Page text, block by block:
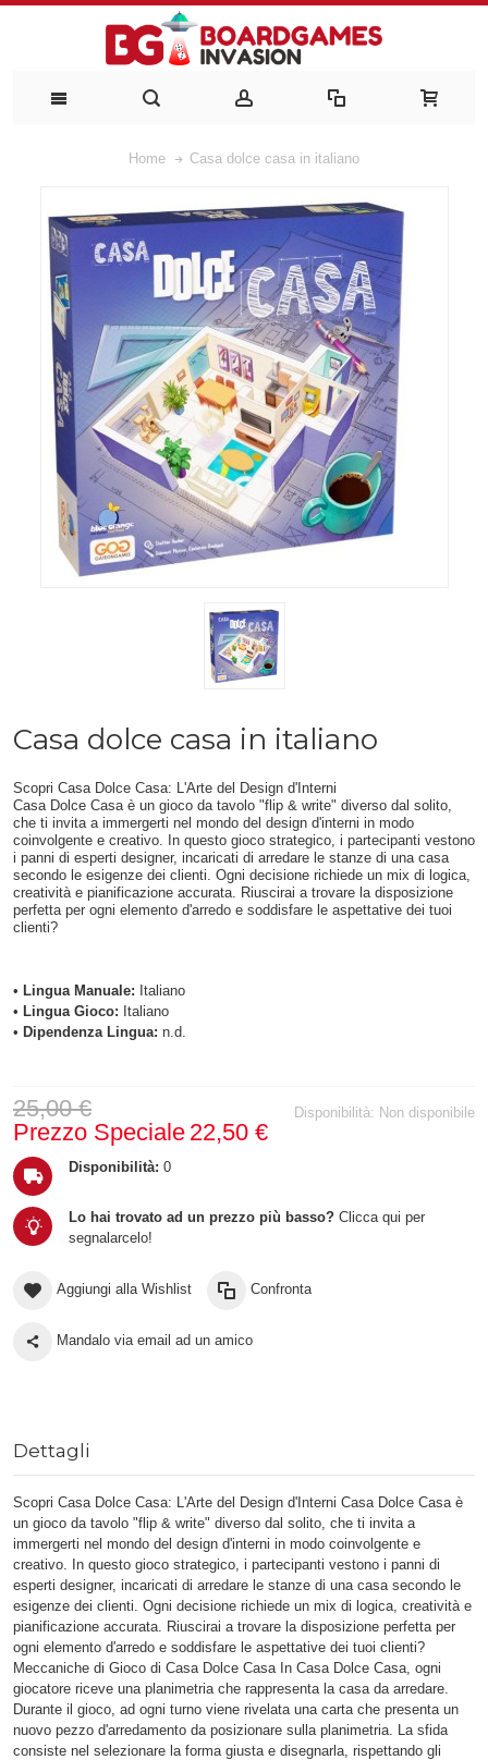
Home Casa dolce casa in italiano
Casa dolce casa in italiano
Scopri Casa Dolce Casa: L'Arte del Design d'Interni
Casa Dolce Casa è un gioco da tavolo "flip & write" diverso dal solito,
che ti invita a immergerti nel mondo del design d'interni in modo
coinvolgente e creativo. In questo gioco strategico, i partecipanti vestono
i panni di esperti designer, incaricati di arredare le stanze di una casa
secondo le esigenze dei clienti. Ogni decisione richiede un mix di logica,
creatività e pianificazione accurata. Riuscirai a trovare la disposizione
perfetta per ogni elemento d'arredo e soddisfare le aspettative dei tuoi
clienti?
• Lingua Manuale: Italiano
• Lingua Gioco: Italiano
• Dipendenza Lingua: n.d.
Disponibilità: Non disponibile
25,00 €
Prezzo Speciale 22,50 €
Disponibilità: 0
Lo hai trovato ad un prezzo più basso? Clicca qui per
segnalarcelo!
Aggiungi alla Wishlist Confronta
Mandalo via email ad un amico
Dettagli
Scopri Casa Dolce Casa: L'Arte del Design d'Interni Casa Dolce Casa è
un gioco da tavolo "flip & write" diverso dal solito, che ti invita a
immergerti nel mondo del design d'interni in modo coinvolgente e
creativo. In questo gioco strategico, i partecipanti vestono i panni di
esperti designer, incaricati di arredare le stanze di una casa secondo le
esigenze dei clienti. Ogni decisione richiede un mix di logica, creatività e
pianificazione accurata. Riuscirai a trovare la disposizione perfetta per
ogni elemento d'arredo e soddisfare le aspettative dei tuoi clienti?
Meccaniche di Gioco di Casa Dolce Casa In Casa Dolce Casa, ogni
giocatore riceve una planimetria che rappresenta la casa da arredare.
Durante il gioco, ad ogni turno viene rivelata una carta che presenta un
nuovo pezzo d'arredamento da posizionare sulla planimetria. La sfida
consiste nel selezionare la forma giusta e disegnarla, rispettando gli